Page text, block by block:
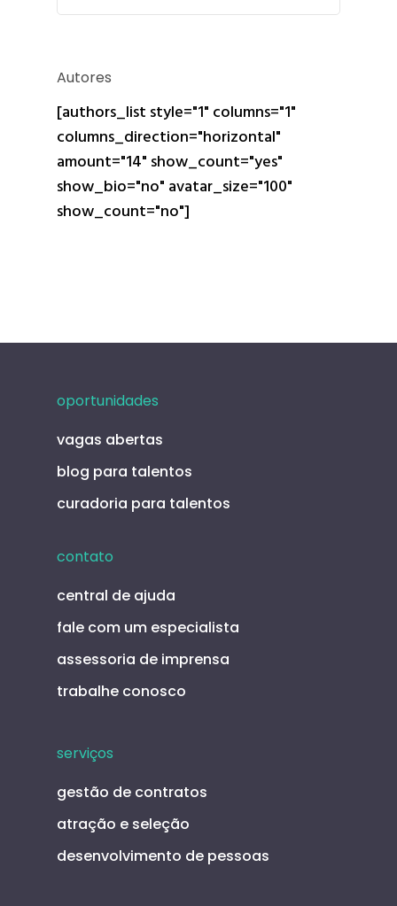
Autores
[authors_list style="1" columns="1"
columns_direction="horizontal"
amount="14" show_count="yes"
show_bio="no" avatar_size="100"
show_count="no"]
oportunidades
vagas abertas
blog para talentos
curadoria para talentos
contato
central de ajuda
fale com um especialista
assessoria de imprensa
trabalhe conosco
serviços
gestão de contratos
atração e seleção
desenvolvimento de pessoas